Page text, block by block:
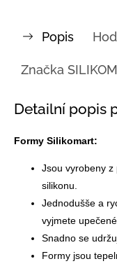
Popis
Značka
Detailní popis
Formy Silikomart:
Jsou vyrobeny z
silikonu.
Jednodušše a
vyjmete
Snadno se
Formy jsou